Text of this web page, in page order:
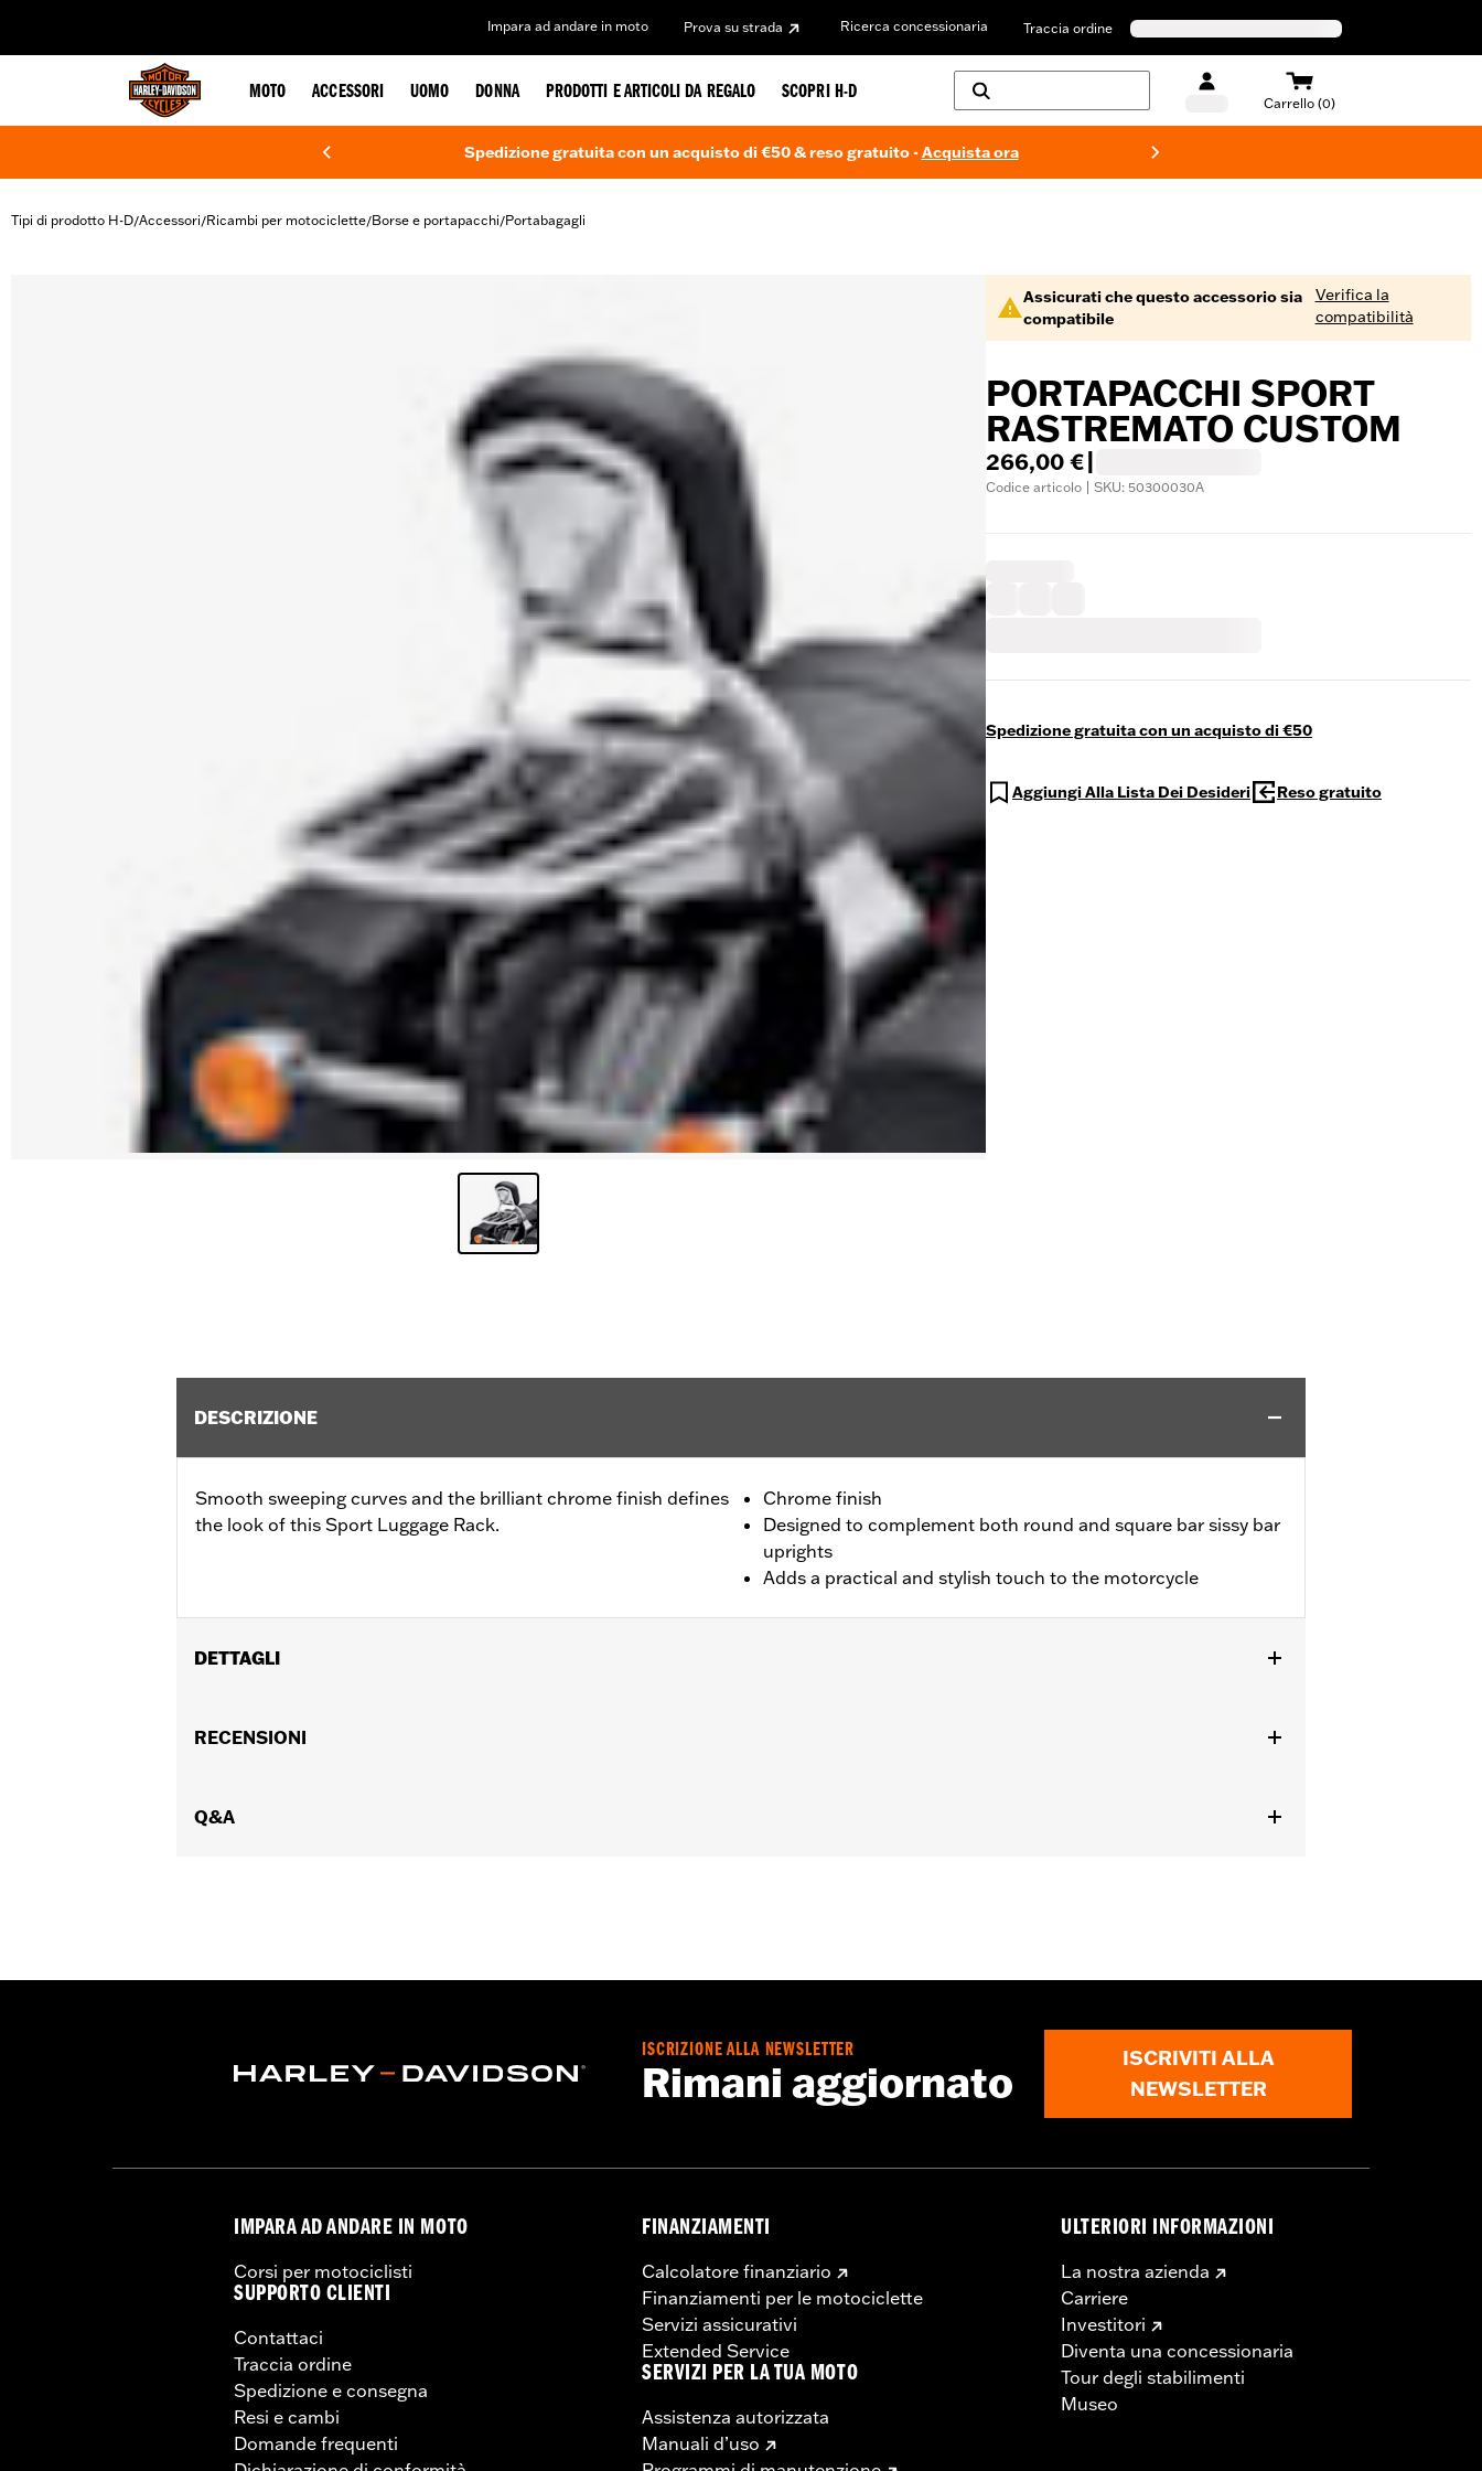
Impara ad andare in moto Prova su strada Ricerca concessionaria Traccia ordine
MOTO ACCESSORI UOMO DONNA PRODOTTI E ARTICOLI DA REGALO SCOPRI H-D
Carrello (0)
Spedizione gratuita con un acquisto di €50 & reso gratuito -Acquista ora
Tipi di prodotto H-D/Accessori/Ricambi per motociclette/Borse e portapacchi/Portabagagli
Assicurati che questo accessorio sia
compatibile
Verifica la
compatibilità
PORTAPACCHI SPORT
RASTREMATO CUSTOM
266,00 €
Codice articolo | SKU: 50300030A
Spedizione gratuita con un acquisto di €50
Aggiungi Alla Lista Dei Desideri Reso gratuito
DESCRIZIONE
Smooth sweeping curves and the brilliant chrome finish defines
the look of this Sport Luggage Rack.
Chrome finish
Designed to complement both round and square bar sissy bar
uprights
Adds a practical and stylish touch to the motorcycle
DETTAGLI
FXDFSE e FXDWG '10-'17) dotati di supporti laterali rimovibili, Softail® '84-'05 (esclusi FLSTN e FXSTD) e FLST, FLSTC, FLSTNSE,
Lunghezza:
RECENSIONI
Q&A
ISCRIZIONE ALLA NEWSLETTER
Rimani aggiornato
ISCRIVITI ALLA
NEWSLETTER
IMPARA AD ANDARE IN MOTO
Corsi per motociclisti
SUPPORTO CLIENTI
Contattaci
Traccia ordine
Spedizione e consegna
Resi e cambi
Domande frequenti
FINANZIAMENTI
Calcolatore finanziario
Finanziamenti per le motociclette
Servizi assicurativi
Extended Service
SERVIZI PER LA TUA MOTO
Assistenza autorizzata
Manuali d’uso
ULTERIORI INFORMAZIONI
La nostra azienda
Carriere
Investitori
Diventa una concessionaria
Tour degli stabilimenti
Museo